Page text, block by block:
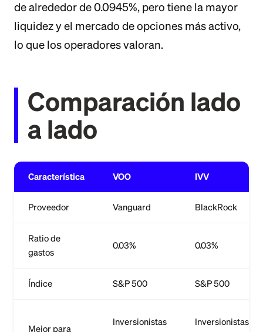
de alrededor de 0.0945%, pero tiene la mayor
liquidez y el mercado de opciones más activo,
lo que los operadores valoran.
Comparación lado
a lado
Característica VOO IVV
Proveedor Vanguard BlackRock
Ratio de
gastos
0.03% 0.03%
Índice S&P 500 S&P 500
Mejor para
Inversionistas
Inversionistas